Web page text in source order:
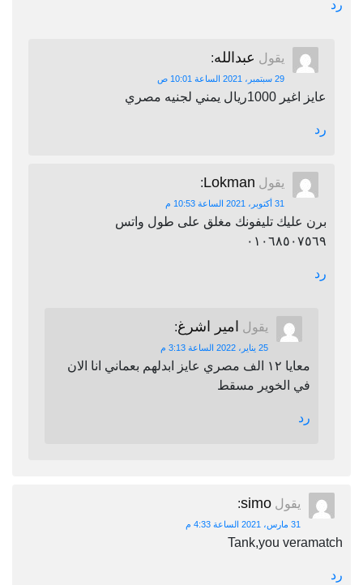
رد
يقول عبدالله:
29 سبتمبر، 2021 الساعة 10:01 ص
عايز اغير 1000ريال يمني لجنيه مصري
رد
يقول Lokman
:
31 أكتوبر، 2021 الساعة 10:53 م
برن عليك تليفونك مغلق على طول واتس
٠١٠٦٨٥٠٧٥٦٩
رد
يقول امير اشرغ:
25 يناير، 2022 الساعة 3:13 م
معايا ١٢ الف مصري عايز ابدلهم بعماني انا الان
في الخوير مسقط
رد
يقول simo
:
31 مارس، 2021 الساعة 4:33 م
Tank,you veramatch
رد